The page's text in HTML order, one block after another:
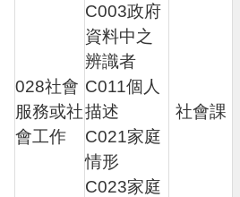
028社會
服務或社
會工作
C003政府
資料中之
辨識者
C011個人
描述
C021家庭
情形
C023家庭
社會課